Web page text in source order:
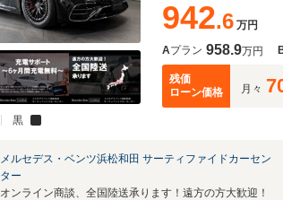
黒
942.6 万円
Aプラン 958.9万円
残価
ローン価格
月々
メルセデス・ベンツ浜松和田 サーティファイドカーセン
ター
オンライン商談、全国陸送承ります！遠方の方大歓迎！